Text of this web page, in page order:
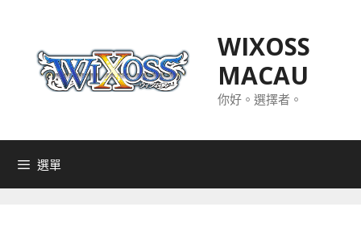
WIXOSS
MACAU
你好。選擇者。
選單